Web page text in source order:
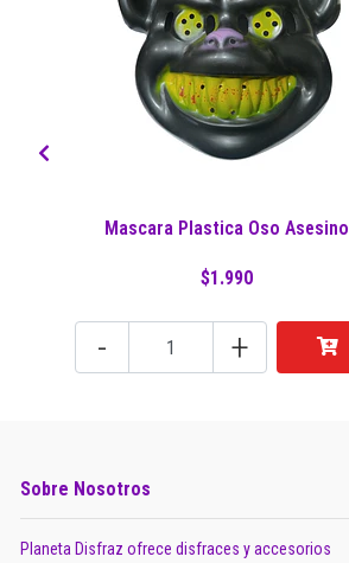
Mascara Plastica Oso Asesino
$1.990
- +
Sobre Nosotros
Planeta Disfraz ofrece disfraces y accesorios